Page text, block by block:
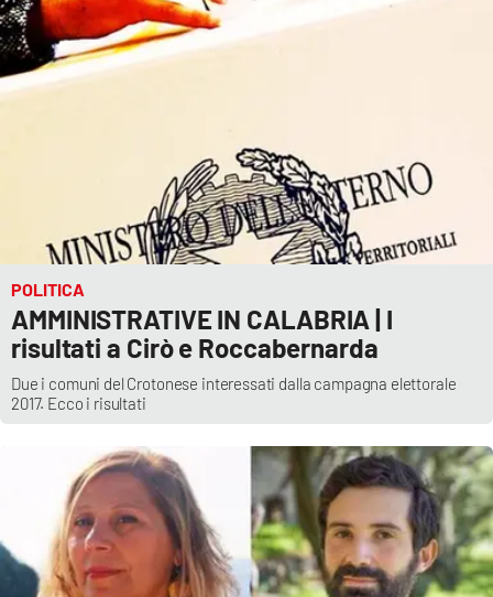
Ilvibonese.it
Catanzarochannel.it
Apple
POLITICA
AMMINISTRATIVE IN CALABRIA | I
risultati a Cirò e Roccabernarda
Due i comuni del Crotonese interessati dalla campagna elettorale
2017. Ecco i risultati